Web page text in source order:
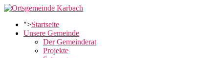
">Startseite
Unsere Gemeinde
Der Gemeinderat
Projekte